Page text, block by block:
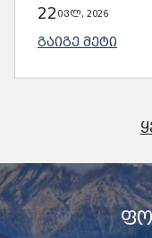
22 ივლ, 2026
ᲒᲐᲘᲒᲔ ᲛᲔᲢᲘ